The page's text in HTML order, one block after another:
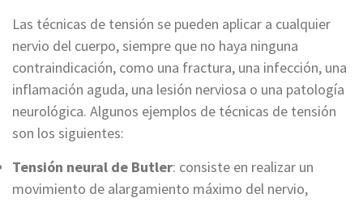
Las técnicas de tensión se pueden aplicar a cualquier
nervio del cuerpo, siempre que no haya ninguna
contraindicación, como una fractura, una infección, una
inflamación aguda, una lesión nerviosa o una patología
neurológica. Algunos ejemplos de técnicas de tensión
son los siguientes:
Tensión neural de Butler: consiste en realizar un
movimiento de alargamiento máximo del nervio,